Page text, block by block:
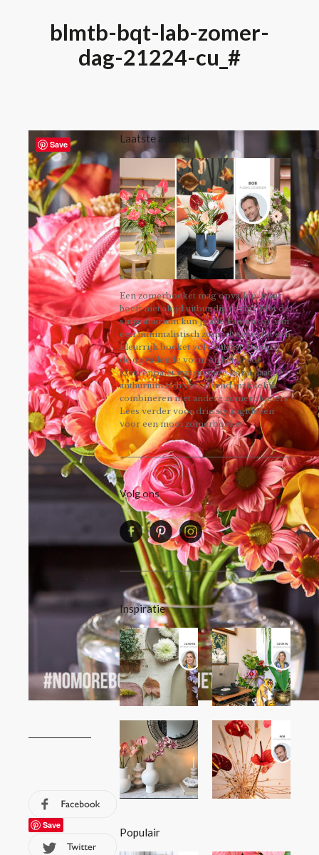
blmtb-bqt-lab-zomer-
dag-21224-cu_#
Save
Laatste artikel
Een zomerboeket mag opvallen, maar
hoeft niet altijd uitbundig te zijn. Met de
snijanthurium kun je alle kanten op: van
een minimalistisch zomerboeket tot een
kleurrijk boeket vol contrast. Dankzij
de opvallende vorm en het brede
kleurenpalet waarin deze komt, laat de
anthurium zich verrassend makkelijk
combineren met andere zomerbloeiers.
Lees verder voor drie stylingideeën
voor een mooi zomerboeket!
Volg ons
Inspiratie
Populair
Save